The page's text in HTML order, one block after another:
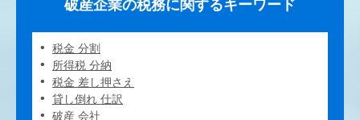
破産企業の税務に関するキーワード
税金 分割
所得税 分納
税金 差し押さえ
貸し倒れ 仕訳
破産 会社